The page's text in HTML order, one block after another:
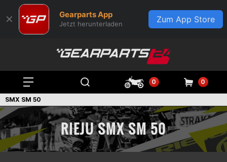
✕ Gearparts App
Jetzt herunterladen Zum App Store
0 0
SMX SM 50
RIEJU SMX SM 50